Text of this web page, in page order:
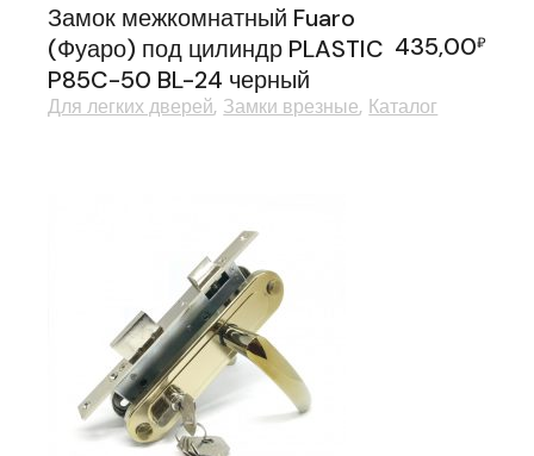
Замок межкомнатный Fuaro
(Фуаро) под цилиндр PLASTIC
P85C-50 BL-24 черный
435,00₽
Для легких дверей Замки врезные Каталог